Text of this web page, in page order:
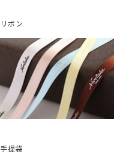
リボン
手提袋